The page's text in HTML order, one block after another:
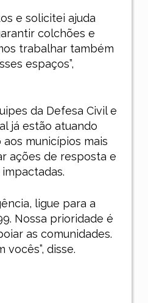
e solicitei ajuda
colchões e
trabalhar também
espaços”,
da Defesa Civil e
já estão atuando
municípios mais
ações de resposta e
ligue para a
Nossa prioridade é
as comunidades.
vocês”, disse.